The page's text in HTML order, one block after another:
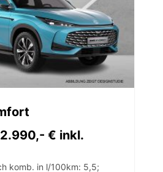
€ inkl.
komb. in l/100km: 5,5;